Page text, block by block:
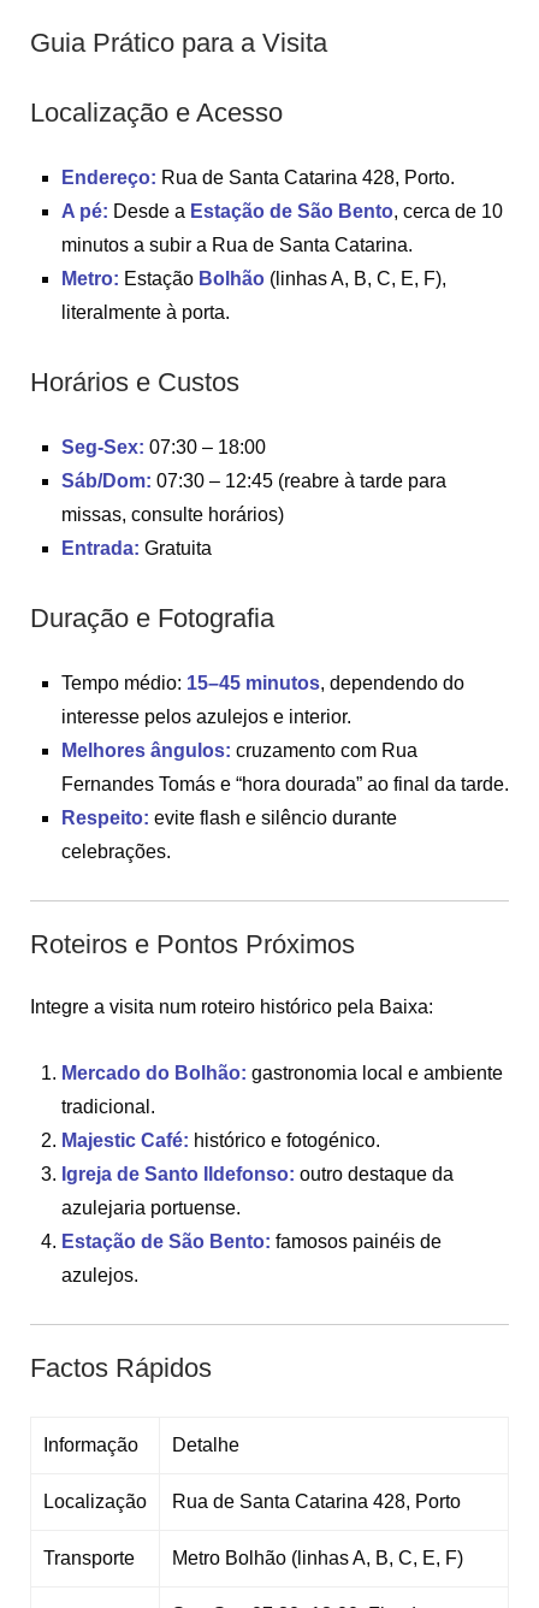
Guia Prático para a Visita
Localização e Acesso
Endereço: Rua de Santa Catarina 428, Porto.
A pé: Desde a Estação de São Bento, cerca de 10
minutos a subir a Rua de Santa Catarina.
Metro: Estação Bolhão (linhas A, B, C, E, F),
literalmente à porta.
Horários e Custos
Seg-Sex: 07:30 – 18:00
Sáb/Dom: 07:30 – 12:45 (reabre à tarde para
missas, consulte horários)
Entrada: Gratuita
Duração e Fotografia
Tempo médio: 15–45 minutos, dependendo do
interesse pelos azulejos e interior.
Melhores ângulos: cruzamento com Rua
Fernandes Tomás e “hora dourada” ao final da tarde.
Respeito: evite flash e silêncio durante
celebrações.
Roteiros e Pontos Próximos
Integre a visita num roteiro histórico pela Baixa:
Mercado do Bolhão: gastronomia local e ambiente
tradicional.
Majestic Café: histórico e fotogénico.
Igreja de Santo Ildefonso: outro destaque da
azulejaria portuense.
Estação de São Bento: famosos painéis de
azulejos.
Factos Rápidos
Informação Detalhe
Localização Rua de Santa Catarina 428, Porto
Transporte Metro Bolhão (linhas A, B, C, E, F)